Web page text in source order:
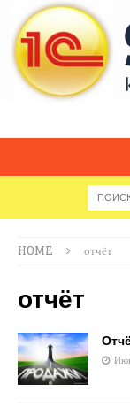
HOME отчёт
отчёт